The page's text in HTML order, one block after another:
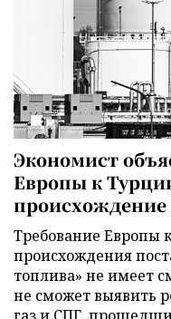
Экономист
Европы к
происхождение
Требование Европы
происхождения
топлива» не имеет
не сможет выявить